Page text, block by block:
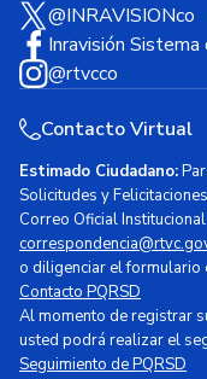
@INRAVISIONco
Inravisión
@rtvcco
Contacto Virtual
Estimado Ciudadano:
Solicitudes y
Correo Oficial
o diligenciar el formulario
Contacto PQRSD
Al momento de registrar
usted podrá realizar el
Seguimiento de PQRSD